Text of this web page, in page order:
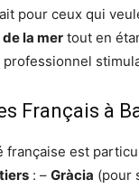
pour ceux qui
la mer tout en
Français à
française est
: – Gràcia (pour